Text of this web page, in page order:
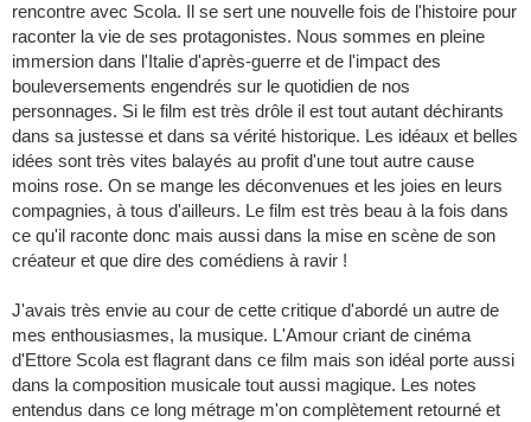
rencontre avec Scola. Il se sert une nouvelle fois de l'histoire pour
raconter la vie de ses protagonistes. Nous sommes en pleine
immersion dans l'Italie d'après-guerre et de l'impact des
bouleversements engendrés sur le quotidien de nos
personnages. Si le film est très drôle il est tout autant déchirants
dans sa justesse et dans sa vérité historique. Les idéaux et belles
idées sont très vites balayés au profit d'une tout autre cause
moins rose. On se mange les déconvenues et les joies en leurs
compagnies, à tous d'ailleurs. Le film est très beau à la fois dans
ce qu'il raconte donc mais aussi dans la mise en scène de son
créateur et que dire des comédiens à ravir !
J'avais très envie au cour de cette critique d'abordé un autre de
mes enthousiasmes, la musique. L'Amour criant de cinéma
d'Ettore Scola est flagrant dans ce film mais son idéal porte aussi
dans la composition musicale tout aussi magique. Les notes
entendus dans ce long métrage m'on complètement retourné et